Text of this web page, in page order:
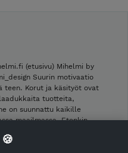
(etusivu) Mihelmi by
Suurin motivaatio
teen. Korut ja käsityöt ovat
tuotteita,
on suunnattu kaikille
maailmassa. Etenkin …